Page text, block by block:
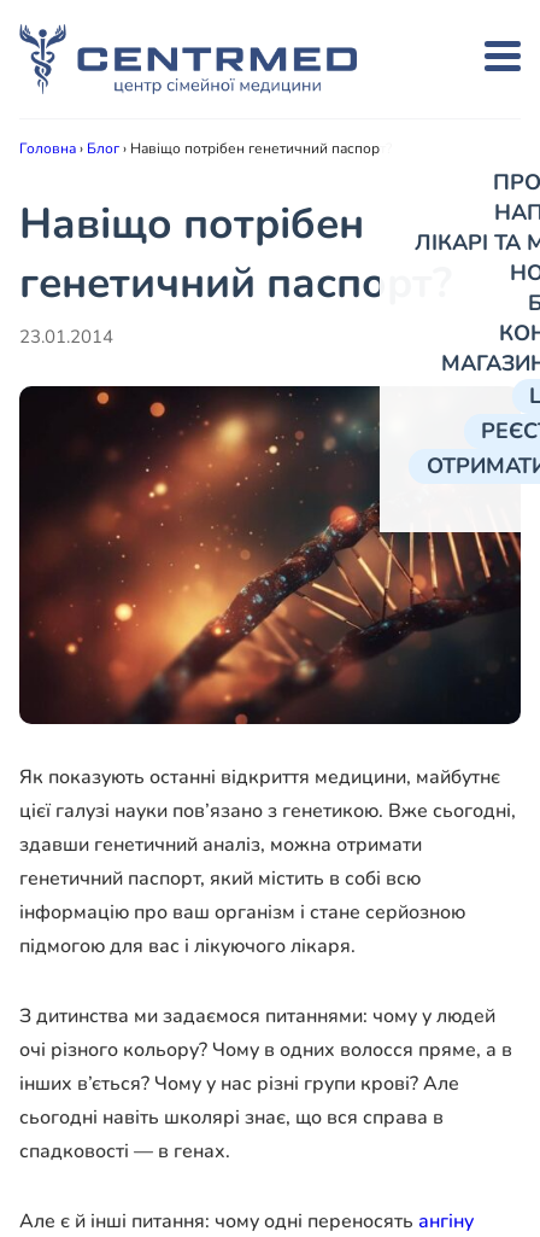
ЛІКАРІ
Головна› Блог› Навіщо потрібен генетичний паспорт?
Навіщо потрібен
генетичний паспорт?
23.01.2014
Як показують останні відкриття медицини, майбутнє
цієї галузі науки пов’язано з генетикою. Вже сьогодні,
здавши генетичний аналіз, можна отримати
генетичний паспорт, який містить в собі всю
інформацію про ваш організм і стане серйозною
підмогою для вас і лікуючого лікаря.
З дитинства ми задаємося питаннями: чому у людей
очі різного кольору? Чому в одних волосся пряме, а в
інших в’ється? Чому у нас різні групи крові? Але
сьогодні навіть школярі знає, що вся справа в
спадковості — в генах.
Але є й інші питання: чому одні переносять ангіну